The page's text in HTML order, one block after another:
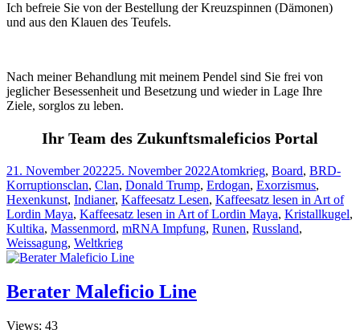
Ich befreie Sie von der Bestellung der Kreuzspinnen (Dämonen)
und aus den Klauen des Teufels.
Nach meiner Behandlung mit meinem Pendel sind Sie frei von
jeglicher Besessenheit und Besetzung und wieder in Lage Ihre
Ziele, sorglos zu leben.
Ihr Team des Zukunftsmaleficios Portal
Veröffentlicht
am
21. November 202225. November 2022Kategorien
Atomkrieg, Board, BRD-
Korruptionsclan, Clan, Donald Trump, Erdogan, Exorzismus,
Hexenkunst, Indianer, Kaffeesatz Lesen, Kaffeesatz lesen in Art of
Lordin Maya, Kaffeesatz lesen in Art of Lordin Maya, Kristallkugel,
Kultika, Massenmord, mRNA Impfung, Runen, Russland,
Weissagung, Weltkrieg
Berater Maleficio Line
Views: 43